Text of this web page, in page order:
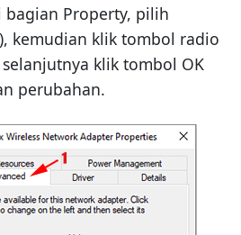
bagian Property, pilih
kemudian klik tombol radio
klik tombol OK
perubahan.